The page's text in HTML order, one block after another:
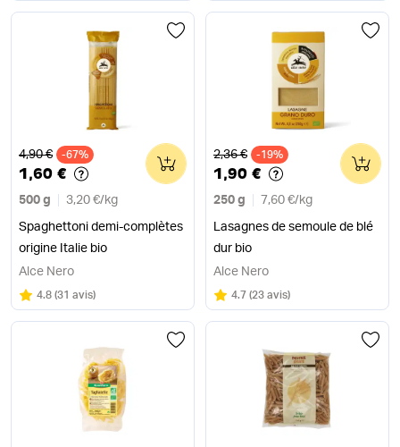
Ancien prix
4,90 € -67%
1,60 €
500 g 3,20 €/ kg
Spaghettoni demi-complètes
origine Italie bio
0
Alce Nero
Note
4.8 sur 5
(31 avis)
Ancien prix
2,36 € -19%
1,90 €
250 g 7,60 €/ kg
Lasagnes de semoule de blé
dur bio
0
Alce Nero
Note
4.7 sur 5
(23 avis)